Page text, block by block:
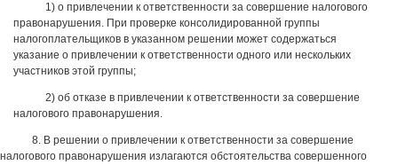
1) о привлечении к ответственности за совершение налогового
правонарушения. При проверке консолидированной группы
налогоплательщиков в указанном решении может содержаться
указание о привлечении к ответственности одного или нескольких
участников этой группы;
2) об отказе в привлечении к ответственности за совершение
налогового правонарушения.
8. В решении о привлечении к ответственности за совершение
налогового правонарушения излагаются обстоятельства совершенного